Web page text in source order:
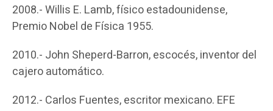
2008.- Willis E. Lamb, físico estadounidense,
Premio Nobel de Física 1955.
2010.- John Sheperd-Barron, escocés, inventor del
cajero automático.
2012.- Carlos Fuentes, escritor mexicano. EFE